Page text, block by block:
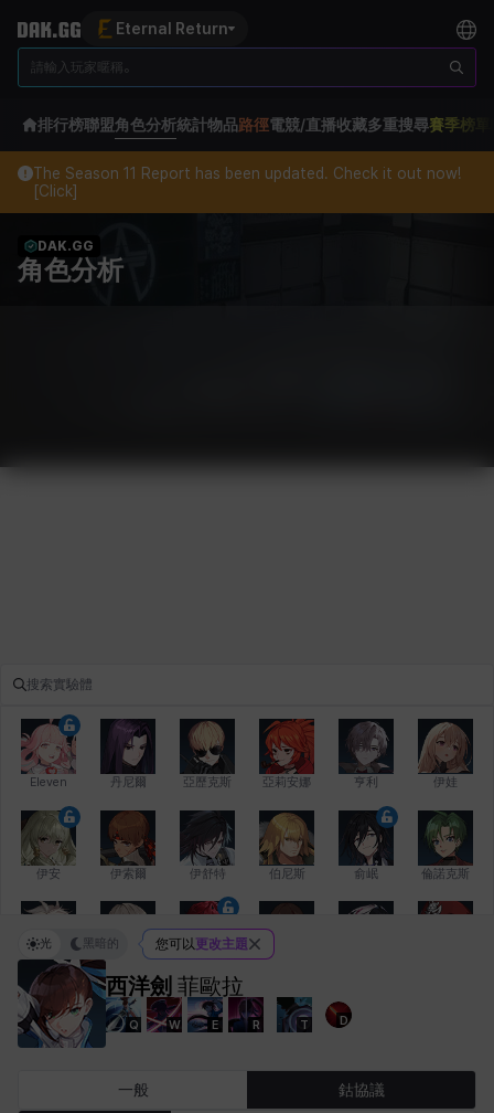
Eternal Return
排行榜聯盟角色分析統計物品路徑電競/直播收藏多重搜尋賽季榜單
The Season 11 Report has been updated. Check it out now!
[Click]
DAK.GG
角色分析
Eleven 丹尼爾 亞歷克斯 亞莉安娜 亨利 伊娃
伊安 伊索爾 伊舒特 伯尼斯 俞岷 倫諾克斯
傑琪 克雷弗
西洋劍 菲歐拉
Q W E R T D
光 黑暗的 您可以更改主題
一般 鈷協議